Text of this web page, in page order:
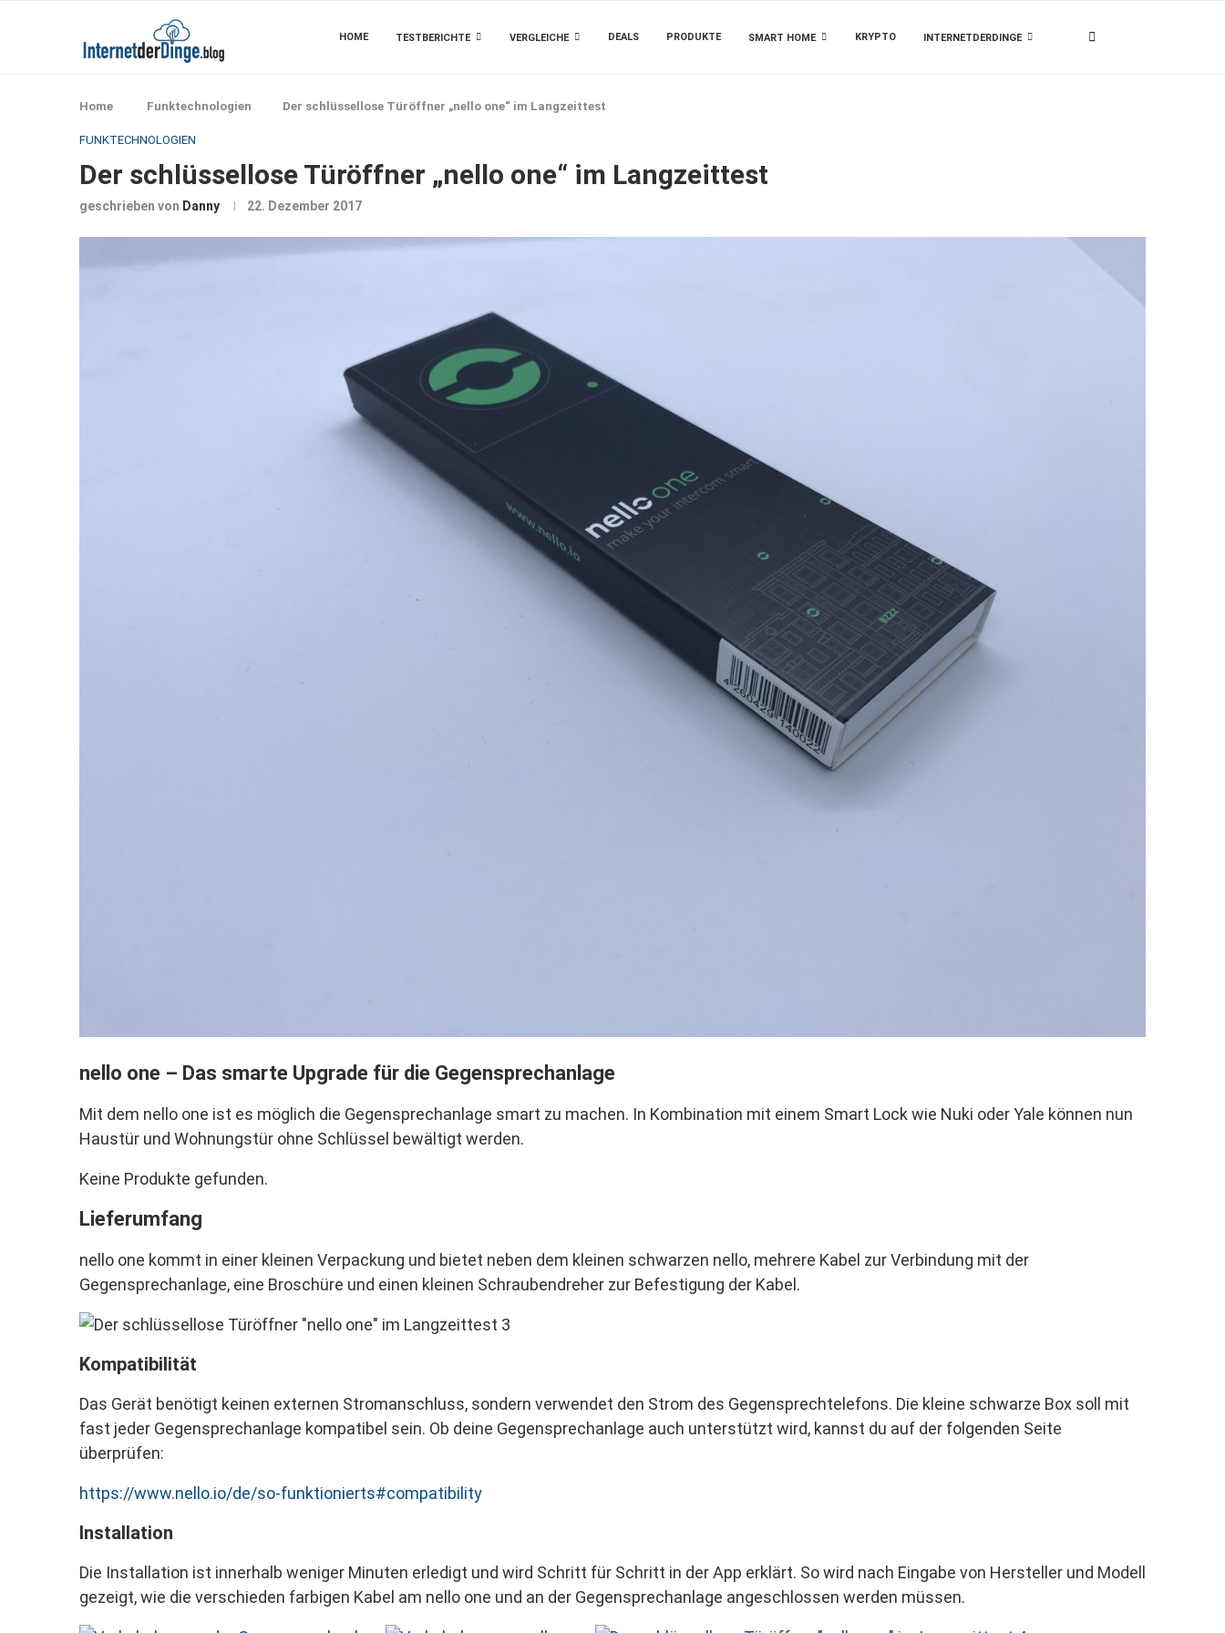
HOME TESTBERICHTE VERGLEICHE DEALS PRODUKTE SMART HOME KRYPTO INTERNETDERDINGE
Home Funktechnologien Der schlüssellose Türöffner „nello one“ im Langzeittest
FUNKTECHNOLOGIEN
Der schlüssellose Türöffner „nello one“ im Langzeittest
geschrieben von Danny 22. Dezember 2017
nello one – Das smarte Upgrade für die Gegensprechanlage
Mit dem nello one ist es möglich die Gegensprechanlage smart zu machen. In Kombination mit einem Smart Lock wie Nuki oder Yale können nun
Haustür und Wohnungstür ohne Schlüssel bewältigt werden.
Keine Produkte gefunden.
Lieferumfang
nello one kommt in einer kleinen Verpackung und bietet neben dem kleinen schwarzen nello, mehrere Kabel zur Verbindung mit der
Gegensprechanlage, eine Broschüre und einen kleinen Schraubendreher zur Befestigung der Kabel.
Kompatibilität
Das Gerät benötigt keinen externen Stromanschluss, sondern verwendet den Strom des Gegensprechtelefons. Die kleine schwarze Box soll mit
fast jeder Gegensprechanlage kompatibel sein. Ob deine Gegensprechanlage auch unterstützt wird, kannst du auf der folgenden Seite
überprüfen:
https://www.nello.io/de/so-funktionierts#compatibility
Installation
Die Installation ist innerhalb weniger Minuten erledigt und wird Schritt für Schritt in der App erklärt. So wird nach Eingabe von Hersteller und Modell
gezeigt, wie die verschieden farbigen Kabel am nello one und an der Gegensprechanlage angeschlossen werden müssen.